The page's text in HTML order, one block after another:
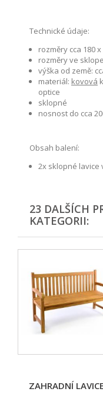
Technické údaje:
rozměry cca 180 x
rozměry ve
výška od země:
materiál: kovová
optice
sklopné
nosnost do cca
Obsah balení:
2x sklopné lavice
23 DALŠÍCH
KATEGORII:
ZAHRADNÍ